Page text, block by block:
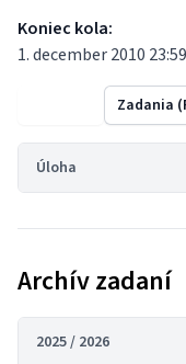
Koniec kola:
1. december 2010 23:59
Zadania
Úloha
Archív zadaní
2025 / 2026